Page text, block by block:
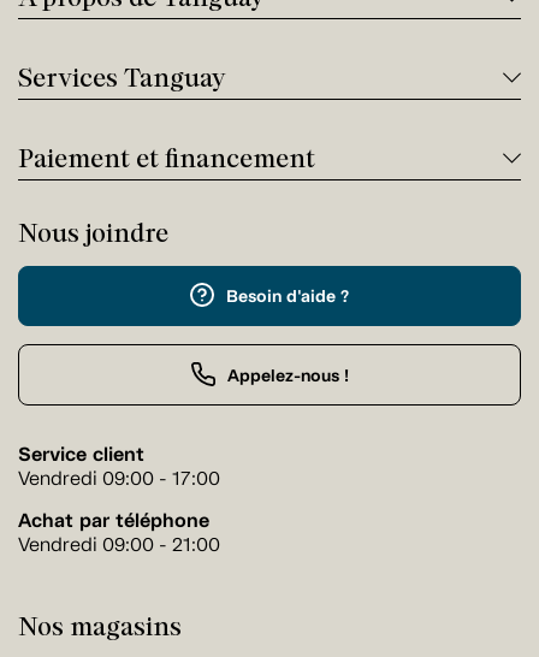
Services Tanguay
Paiement et financement
Nous joindre
Besoin d'aide ?
Appelez-nous !
Service client
Vendredi 09:00 - 17:00
Achat par téléphone
Vendredi 09:00 - 21:00
Nos magasins